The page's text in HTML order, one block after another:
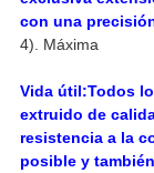
con una
4). Máxima
Vida útil:Todos
extruido de
resistencia a la
posible y